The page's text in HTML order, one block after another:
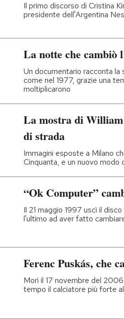
Il primo discorso di Cristina
presidente dell'Argentina
La notte che cambiò
Un documentario racconta la
come nel 1977, grazie una
moltiplicarono
La mostra di
di strada
Immagini esposte a Milano
Cinquanta, e un nuovo modo
“Ok Computer”
Il 21 maggio 1997 uscì il
l'ultimo ad aver fatto
Ferenc Puskás, che
Morì il 17 novembre del
tempo il calciatore più forte